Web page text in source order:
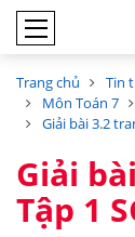
Trang chủ Tin
Môn Toán 7
Giải bài 3.2
Giải
Tập 1